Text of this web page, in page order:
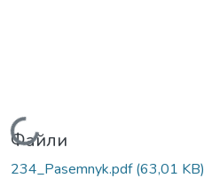
Вантажиться...
Файли
234_Pasemnyk.pdf(63,01 KB)